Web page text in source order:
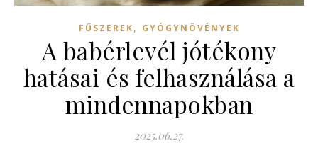
FŰSZEREK, GYÓGYNÖVÉNYEK
A babérlevél jótékony
hatásai és felhasználása a
mindennapokban
2025.06.27.